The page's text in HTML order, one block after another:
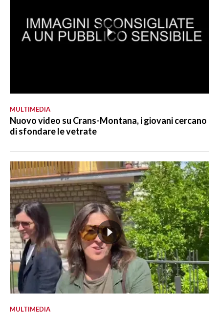
MULTIMEDIA
Nuovo video su Crans-Montana, i giovani cercano
di sfondare le vetrate
MULTIMEDIA